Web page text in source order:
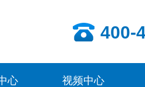
400-
心 视频中心